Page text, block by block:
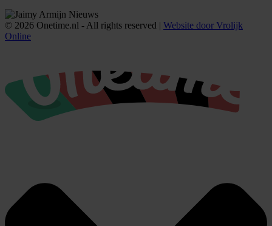
© 2026 Onetime.nl - All rights reserved | Website door Vrolijk
Online